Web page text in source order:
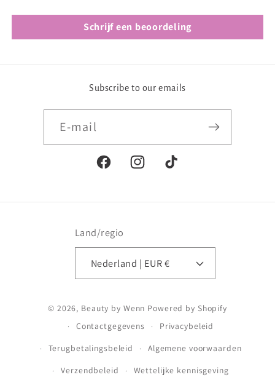
Schrijf een beoordeling
Subscribe to our emails
E‑mail
FacebookInstagramTikTok
Land/regio
Nederland | EUR €
© 2026, Beauty by Wenn Powered by Shopify
Contactgegevens
Privacybeleid
Terugbetalingsbeleid
Algemene voorwaarden
Verzendbeleid
Wettelijke kennisgeving